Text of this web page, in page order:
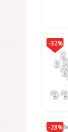
-32%
-28%